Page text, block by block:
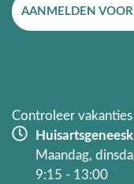
AANMELDEN
Controleer
Maandag,
9:15 - 13:00